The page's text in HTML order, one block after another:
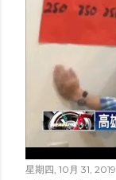
星期四, 10月 31, 2019